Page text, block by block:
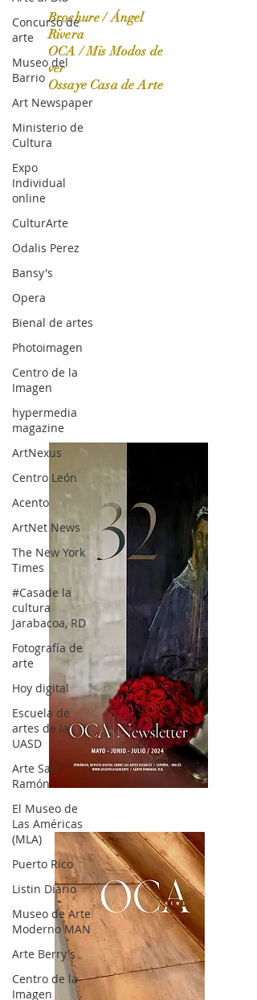
Concurso de
arte
Museo del
Barrio
Art Newspaper
Ministerio de
Cultura
Expo
Individual
online
CulturArte
Odalis Perez
Bansy's
Opera
Bienal de artes
Photoimagen
Centro de la
Imagen
hypermedia
magazine
ArtNexus
Centro León
Acento
ArtNet News
The New York
Times
#Casade la
cultura
Jarabacoa, RD
Fotografía de
arte
Hoy digital
Escuela de
artes de la
UASD
Arte San
Ramón
El Museo de
Las Américas
(MLA)
Puerto Rico
Listin Diario
Museo de Arte
Moderno MAN
Arte Berry's
Centro de la
Imagen
OCA|News 31 / Marzo-Abril / 2024
Brochure / Ángel
Rivera
OCA / Mis Modos de
ver
Ossaye Casa de Arte